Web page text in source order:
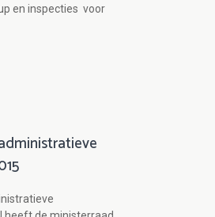
en inspecties voor